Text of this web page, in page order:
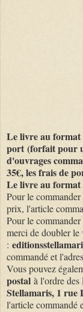
Le livre au format
port (forfait pour
d'ouvrages
35€, les frais de
Le livre au format
Pour le
prix, l'article
Pour le
merci de doubler le
:
commandé et
Vous pouvez
postal à l'ordre des
Stellamaris, 1 rue
l'article commandé